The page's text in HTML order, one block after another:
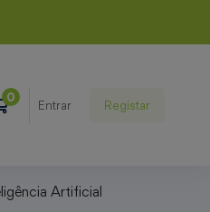
Entrar Registar
Artificial